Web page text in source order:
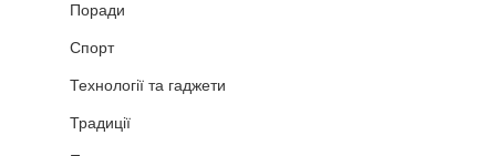
Поради
Спорт
Технології та гаджети
Традиції